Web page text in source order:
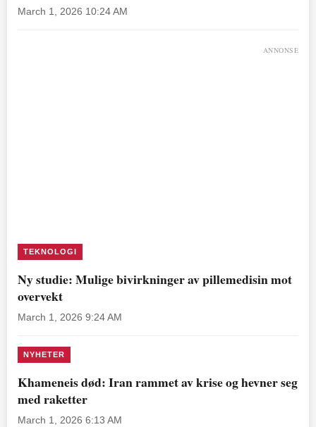
March 1, 2026 10:24 AM
ANNONSE
TEKNOLOGI
Ny studie: Mulige bivirkninger av pillemedisin mot
overvekt
March 1, 2026 9:24 AM
NYHETER
Khameneis død: Iran rammet av krise og hevner seg
med raketter
March 1, 2026 6:13 AM